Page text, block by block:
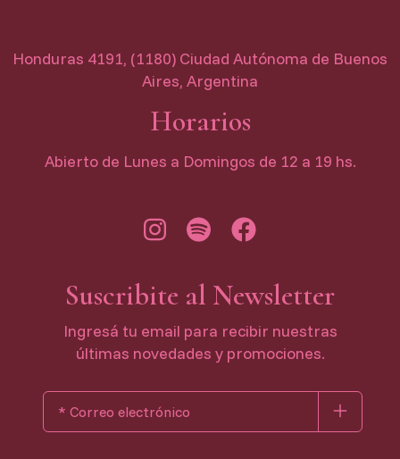
Honduras 4191, (1180) Ciudad Autónoma de Buenos
Aires, Argentina
Horarios
Abierto de Lunes a Domingos de 12 a 19 hs.
Suscribite al Newsletter
Ingresá tu email para recibir nuestras
últimas novedades y promociones.